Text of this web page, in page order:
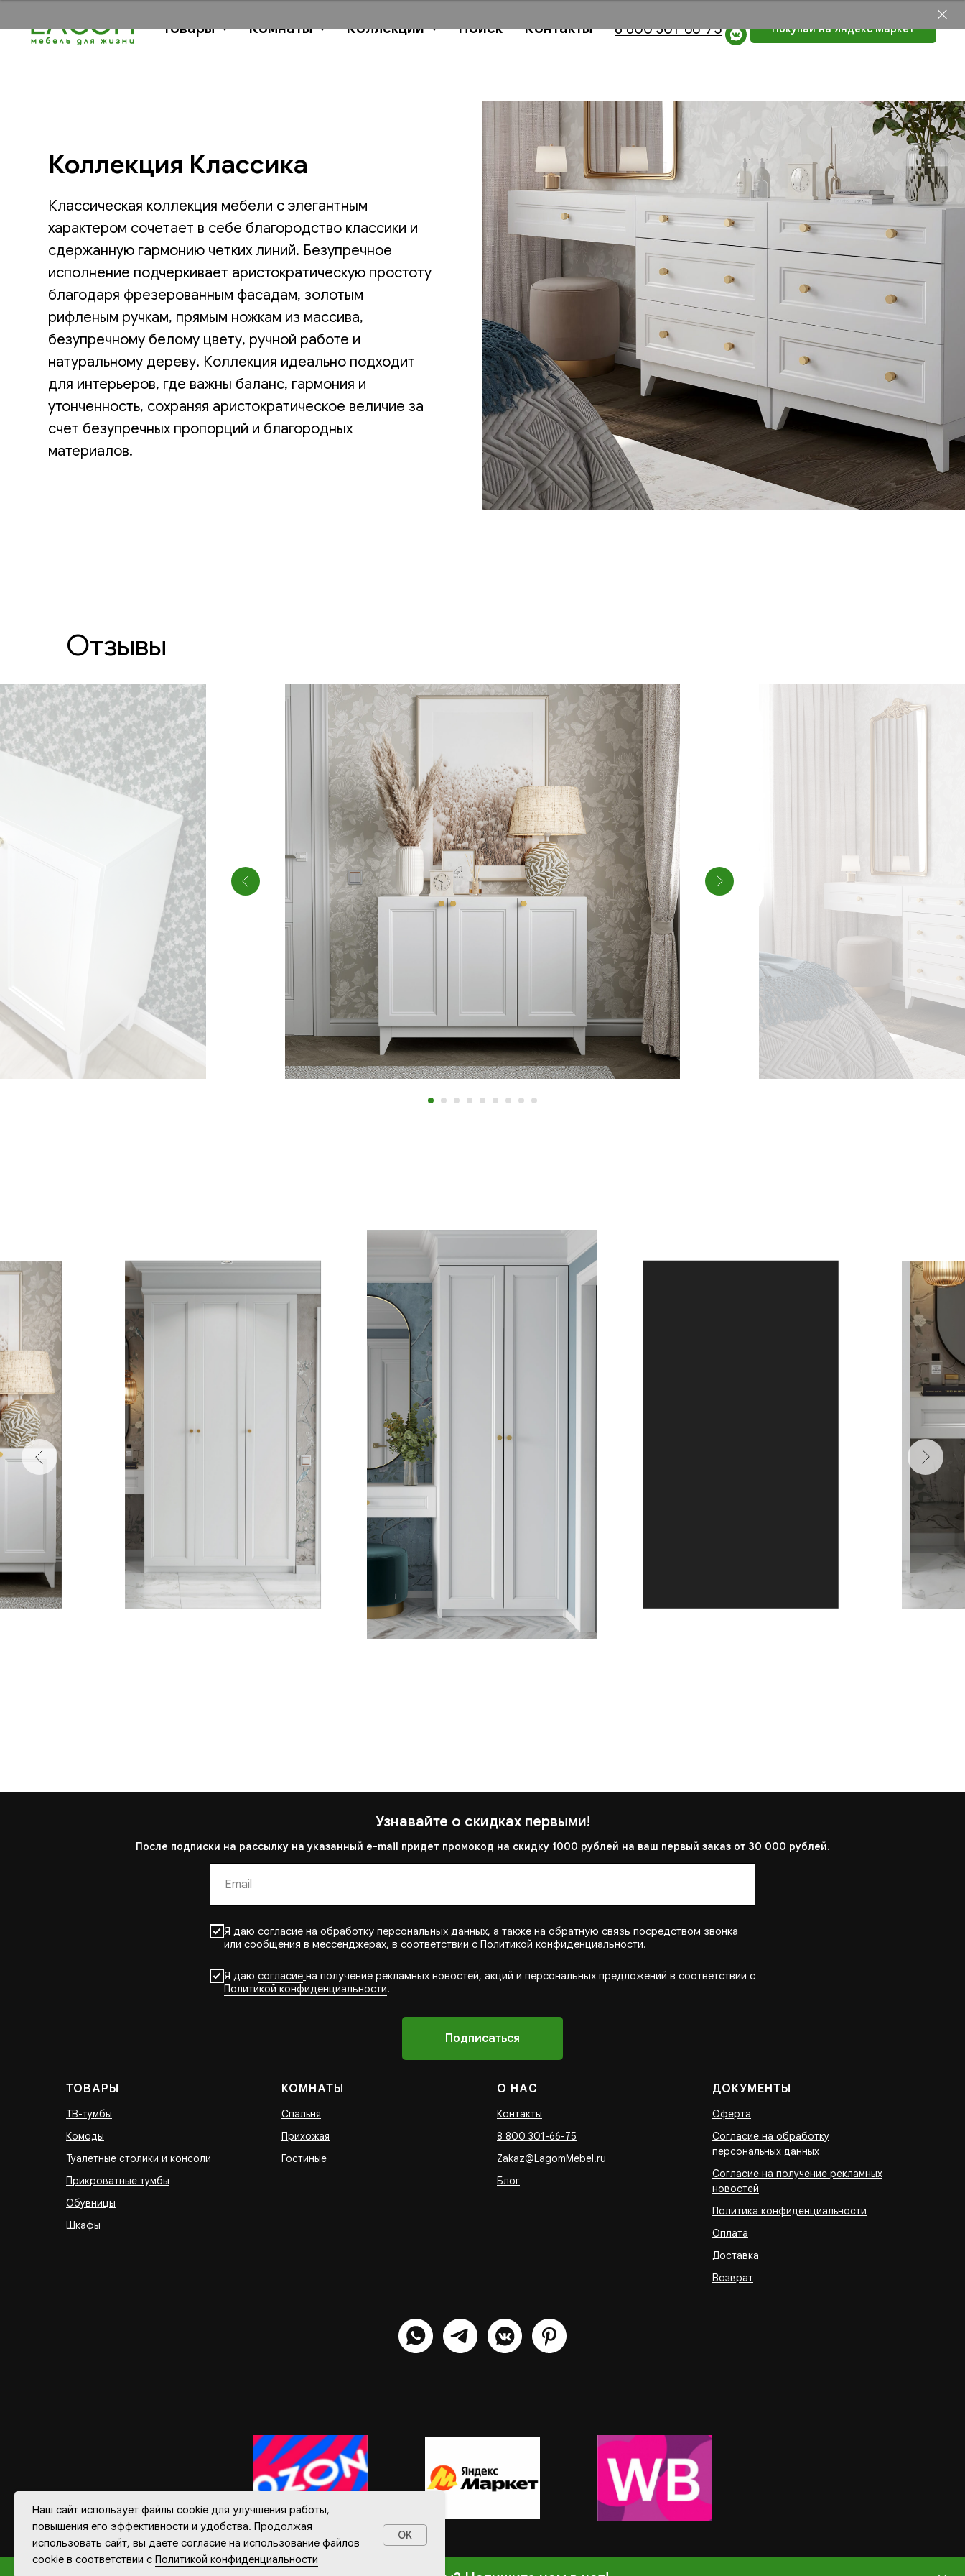
Товары Комнаты Коллекции Поиск Контакты 8 800 301-66-75 Покупай на Яндекс Маркет
Коллекция Классика
Классическая коллекция мебели с элегантным
характером сочетает в себе благородство классики и
сдержанную гармонию четких линий. Безупречное
исполнение подчеркивает аристократическую простоту
благодаря фрезерованным фасадам, золотым
рифленым ручкам, прямым ножкам из массива,
безупречному белому цвету, ручной работе и
натуральному дереву. Коллекция идеально подходит
для интерьеров, где важны баланс, гармония и
утонченность, сохраняя аристократическое величие за
счет безупречных пропорций и благородных
материалов.
Отзывы
Узнавайте о скидках первыми!
После подписки на рассылку на указанный e-mail придет промокод на скидку 1000 рублей на ваш первый заказ от 30 000 рублей.
Я даю согласие на обработку персональных данных, а также на обратную связь посредством звонка
или сообщения в мессенджерах, в соответствии с Политикой конфиденциальности.
Я даю согласие на получение рекламных новостей, акций и персональных предложений в соответствии с
Политикой конфиденциальности.
Подписаться
ТОВАРЫ
ТВ-тумбы
Комоды
Туалетные столики и консоли
Прикроватные тумбы
Обувницы
Шкафы
КОМНАТЫ
Спальня
Прихожая
Гостиные
О НАС
Контакты
8 800 301-66-75
Zakaz@LagomMebel.ru
Блог
ДОКУМЕНТЫ
Оферта
Согласие на обработку
персональных данных
Согласие на получение рекламных
новостей
Политика конфиденциальности
Оплата
Доставка
Возврат
Наш сайт использует файлы cookie для улучшения работы,
повышения его эффективности и удобства. Продолжая
использовать сайт, вы даете согласие на использование файлов
cookie в соответствии с Политикой конфиденциальности
OK